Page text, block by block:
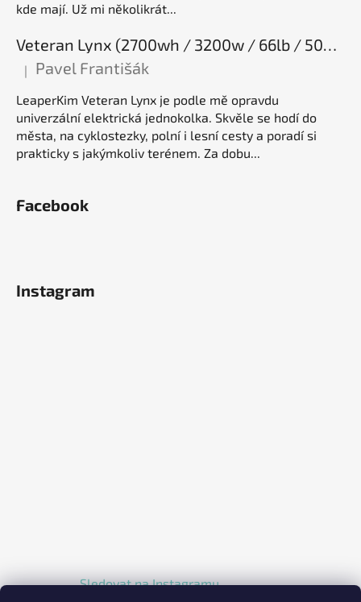
kde mají. Už mi několikrát...
Veteran Lynx (2700wh / 3200w / 66lb / 50E), elektrická jednokolka
Hodnocení produktu je 5 z 5 hvězdiček.
| Pavel Františák
LeaperKim Veteran Lynx je podle mě opravdu
univerzální elektrická jednokolka. Skvěle se hodí do
města, na cyklostezky, polní i lesní cesty a poradí si
prakticky s jakýmkoliv terénem. Za dobu...
Facebook
Instagram
Sledovat na Instagramu